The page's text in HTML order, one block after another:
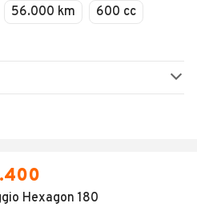
56.000 km
600 cc
Hexagon 180